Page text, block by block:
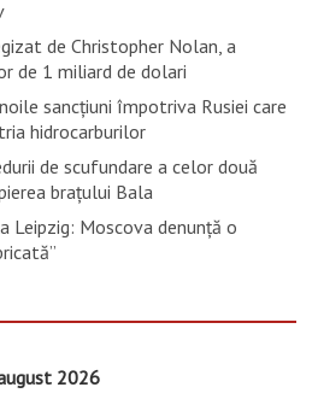
de Christopher Nolan, a
de 1 miliard de dolari
sancţiuni împotriva Rusiei care
hidrocarburilor
de scufundare a celor două
brațului Bala
Leipzig: Moscova denunţă o
2026